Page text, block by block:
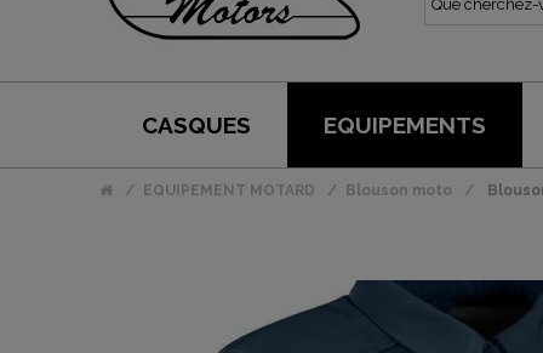
CASQUES EQUIPEMENTS
EQUIPEMENT MOTARD Blouson moto